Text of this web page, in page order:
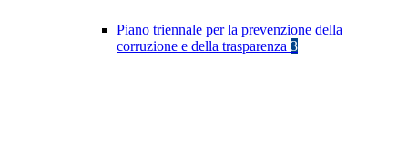
Piano triennale per la prevenzione della
corruzione e della trasparenza 3